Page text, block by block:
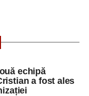
în contextul
Bolojan
Roșie găzduiește
„CicloAventurier
echipă
a fost ales